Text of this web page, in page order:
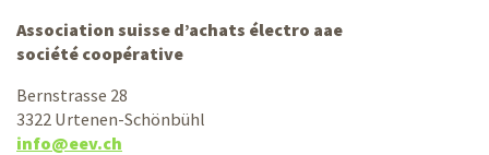
Association suisse d’achats électro aae
société coopérative
Bernstrasse 28
3322 Urtenen-Schönbühl
info@eev.ch